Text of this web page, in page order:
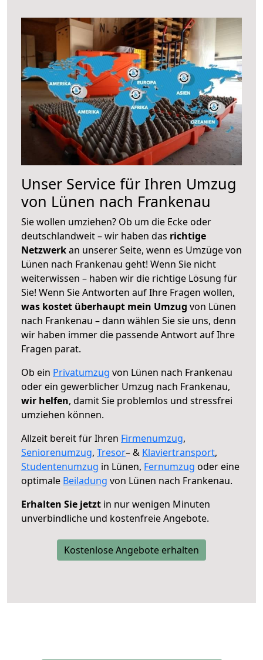
Unser Service für Ihren Umzug
von Lünen nach Frankenau
Sie wollen umziehen? Ob um die Ecke oder
deutschlandweit – wir haben das richtige
Netzwerkan unserer Seite, wenn es Umzüge von
Lünen nach Frankenau geht! Wenn Sie nicht
weiterwissen – haben wir die richtige Lösung für
Sie! Wenn Sie Antworten auf Ihre Fragen wollen,
was kostet überhaupt mein Umzug von Lünen
nach Frankenau – dann wählen Sie sie uns, denn
wir haben immer die passende Antwort auf Ihre
Fragen parat.
Ob ein Privatumzug von Lünen nach Frankenau
oder ein gewerblicher Umzug nach Frankenau,
wir helfen, damit Sie problemlos und stressfrei
umziehen können.
Allzeit bereit für Ihren Firmenumzug,
Seniorenumzug, Tresor– & Klaviertransport,
Studentenumzug in Lünen, Fernumzug oder eine
optimale Beiladung von Lünen nach Frankenau.
Erhalten Sie jetzt in nur wenigen Minuten
unverbindliche und kostenfreie Angebote.
Kostenlose Angebote erhalten